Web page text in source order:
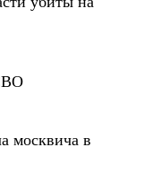
москвича в